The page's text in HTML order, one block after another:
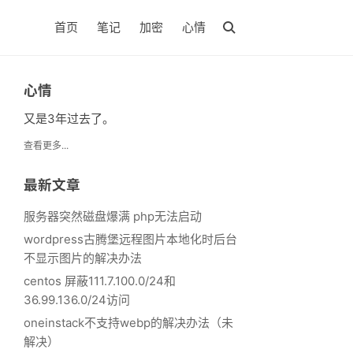
首页 笔记 加密 心情
心情
又是3年过去了。
查看更多...
最新文章
服务器突然磁盘爆满 php无法启动
wordpress古腾堡远程图片本地化时后台
不显示图片的解决办法
centos 屏蔽111.7.100.0/24和
36.99.136.0/24访问
oneinstack不支持webp的解决办法（未
解决）